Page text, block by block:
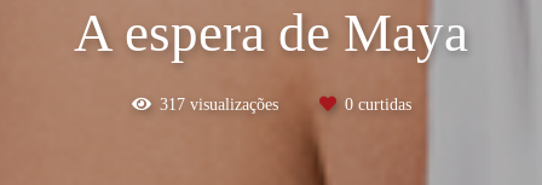
A espera de Maya
317visualizações 0curtidas